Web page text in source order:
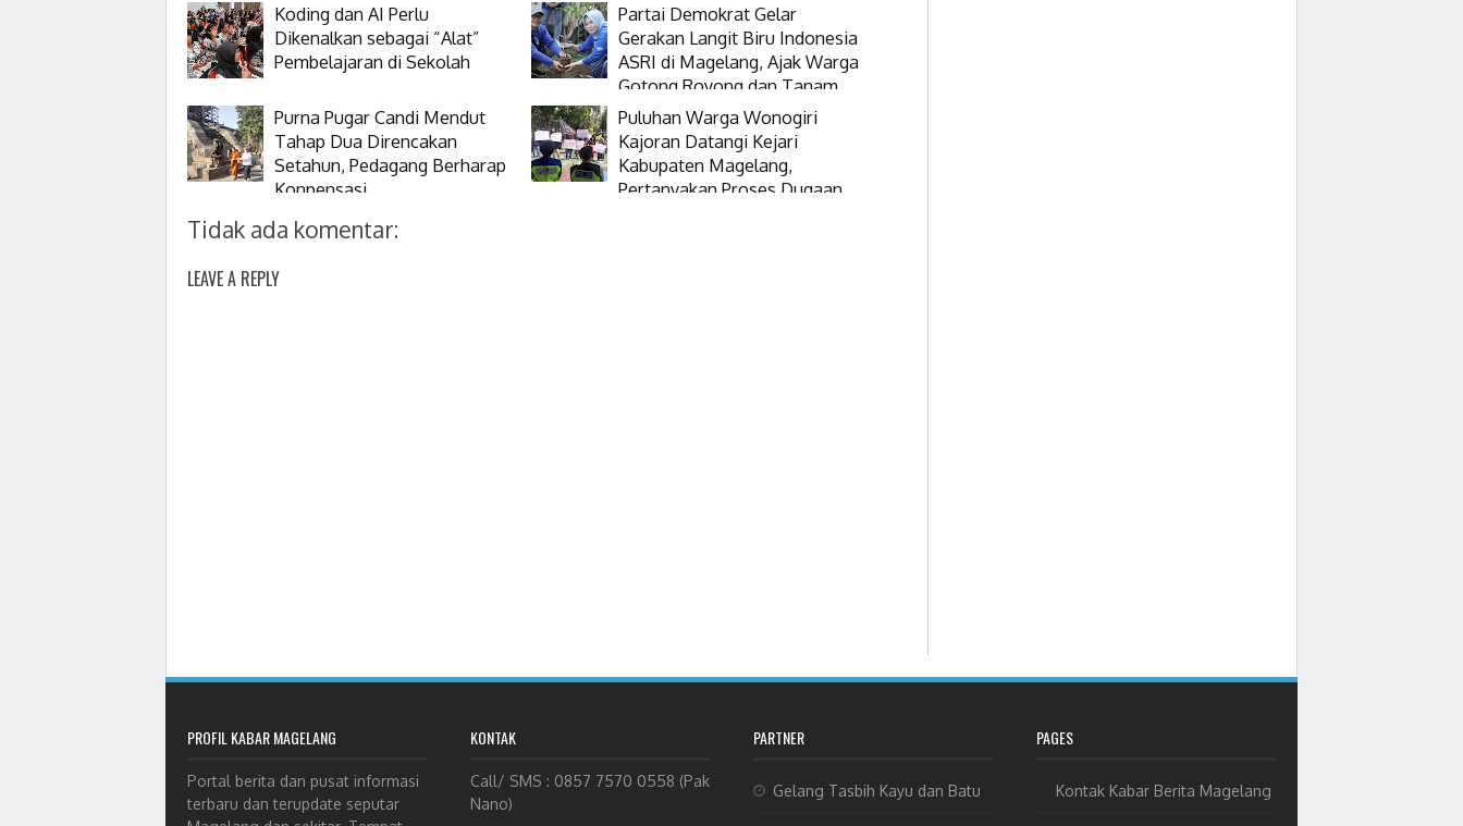
Koding dan AI Perlu
Dikenalkan sebagai “Alat”
Pembelajaran di Sekolah
Partai Demokrat Gelar
Gerakan Langit Biru Indonesia
ASRI di Magelang, Ajak Warga
Gotong Royong dan Tanam
Pohon
Purna Pugar Candi Mendut
Tahap Dua Direncakan
Setahun, Pedagang Berharap
Konpensasi
Puluhan Warga Wonogiri
Kajoran Datangi Kejari
Kabupaten Magelang,
Pertanyakan Proses Dugaan
Tidak ada komentar:
LEAVE A REPLY
PROFIL KABAR MAGELANG
Portal berita dan pusat informasi
terbaru dan terupdate seputar
KONTAK
Call/ SMS : 0857 7570 0558 (Pak
Nano)
PARTNER
Gelang Tasbih Kayu dan Batu
PAGES
Kontak Kabar Berita Magelang